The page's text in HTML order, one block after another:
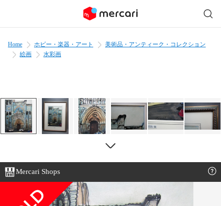
Home ホビー・楽器・アート
美術品・アンティーク・コレクション
絵画
水彩画
Mercari Shops